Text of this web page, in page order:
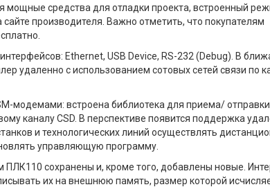
средства для отладки проекта, встроенный
производителя. Важно отметить, что покупателям
Ethernet, USB Device, RS-232 (Debug). В
удаленно с использованием сотовых сетей связи по
модемами: встроена библиотека для приема/
каналу CSD. В перспективе появится поддержка
и технологических линий осуществлять
управляющую программу.
сохранены и, кроме того, добавлены новые.
их на внешнюю память, размер которой